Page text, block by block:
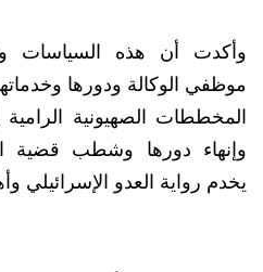
وأكدت أن هذه السياسات
موظفي الوكالة ودورها
المخططات الصهيونية الرامية
وإنهاء دورها وشطب قضية
يخدم رواية العدو الإسرائيلي